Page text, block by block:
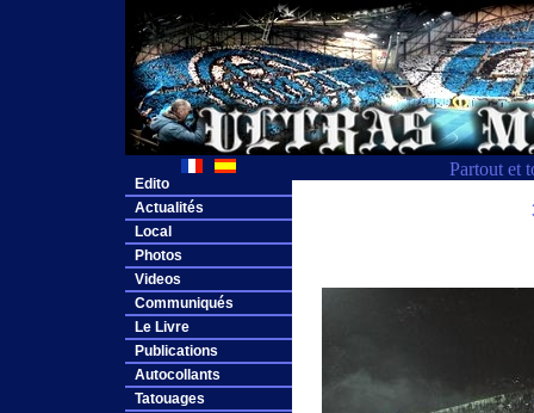
Partout et
Edito
Actualités
Local
Photos
Videos
Communiqués
Le Livre
Publications
Autocollants
Tatouages